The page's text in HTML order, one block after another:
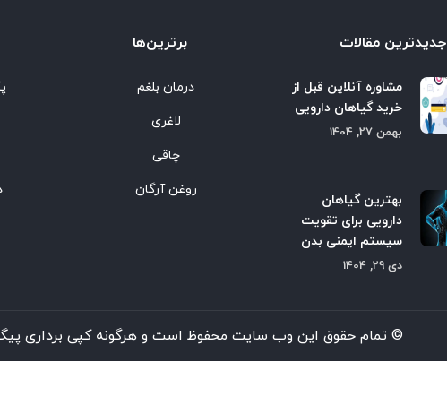
جدیدترین مقالات
مشاوره آنلاین قبل از
خرید گیاهان دارویی
بهمن 27, 1404
بهترین گیاهان
دارویی برای تقویت
سیستم ایمنی بدن
دی 29, 1404
برترین‌ها
درمان بلغم
لاغری
چاقی
روغن آرگان
© تمام حقوق این وب سایت محفوظ است و هرگونه کپی برداری